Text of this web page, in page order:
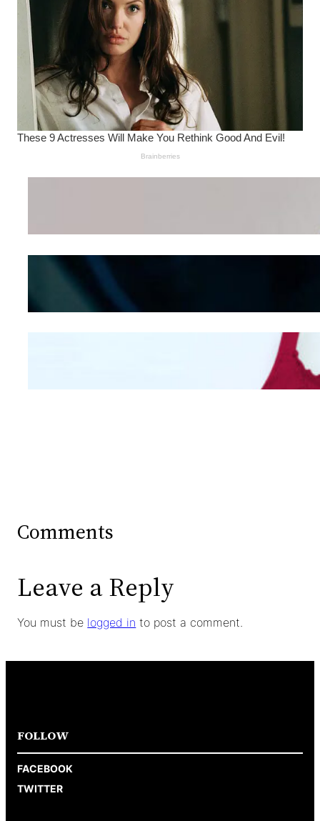
Wanita Pamer Pakaian
Kepribadian
Mengintip Kepribadian
Wanita Dari Warna Bra
Comments
Leave a Reply
You must be logged in to post a comment.
FOLLOW
FACEBOOK
TWITTER